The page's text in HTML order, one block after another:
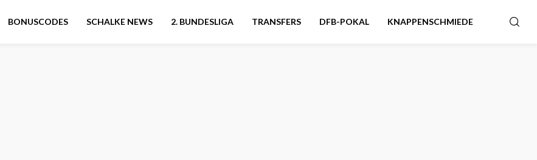
BONUSCODES SCHALKE NEWS 2. BUNDESLIGA TRANSFERS DFB-POKAL KNAPPENSCHMIEDE